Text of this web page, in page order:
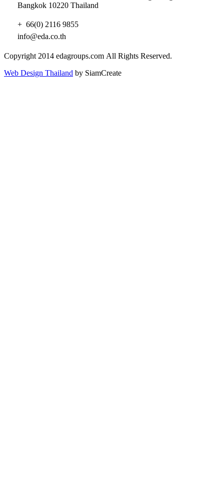
Bangkok 10220 Thailand
+ 66(0) 2116 9855
info@eda.co.th
Copyright 2014 edagroups.com All Rights Reserved.
Web Design Thailand by SiamCreate